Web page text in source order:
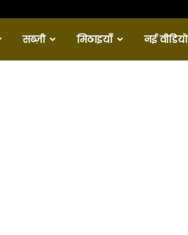
सब्ज़ी मिठाइयाँ नई वीडियो